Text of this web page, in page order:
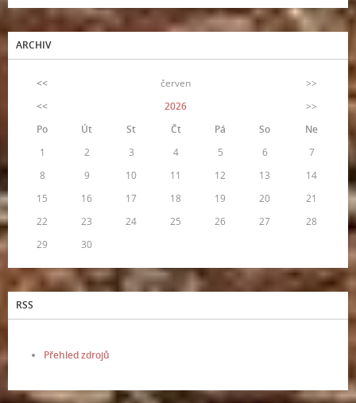
ARCHIV
<< červen
>>
<<
2026
>>
Po
Út St Čt Pá So
Ne
1
2 3 4 5 6
7
8
9 10 11 12 13
14
15
16 17 18 19 20
21
22
23 24 25 26 27
28
29
30
RSS
Přehled zdrojů